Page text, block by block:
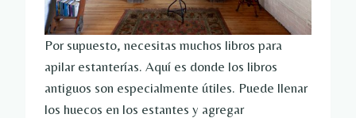
Por supuesto, necesitas muchos libros para
apilar estanterías. Aquí es donde los libros
antiguos son especialmente útiles. Puede llenar
los huecos en los estantes y agregar